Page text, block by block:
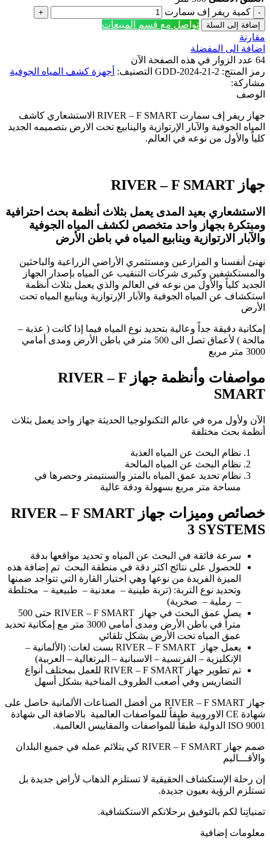
كمية ريفر إف سمارت
إضافة إلى السلة
تواصل مع قسم المبيعات
مقارنة
اضافة الى المفضلة
64 عدد الزوار في هذه الصفحة الآن
رمز المنتج: GDD-2024-21-2 التصنيف: أجهزة كشف المياه الجوفية
مشاركة:
الوصف
جهاز ريفر إف سمارت RIVER – F SMART الاستشعاري كاشف
المياه الجوفية والآبار الإرتوازية والينابيع تحت الارض بتصميمه الجديد
كلياً والأول من نوعه في العالم.
جهاز RIVER – F SMART
الاستشعاري بعيد المدى يعمل بثلاث أنظمة بحث احترافية
ومبتكرة بجهاز واحد متخصص لكشف المياه الجوفية
والآبار الارتوازية وينابيع المياه في باطن الأرض
نهنئ أنفسنا و المزارعين ومستثمري الأراضي الزراعية والباحثين
والمستكشفين وكبرى شركات التنقيب عن المياه بإصدار الجهاز
الجديد كلياً والأول من نوعه في العالم والذي يعمل بثلاث أنظمة
استكشاف عن المياه الجوفية والآبار الإرتوازية وينابيع المياه تحت
الأرض
إمكانية دقيقة جداً وعالية بتحديد نوع المياه فيما إذا كانت ( عذبة –
مالحة ) لأعماق تصل الى 500 متر في باطن الأرض ومدى أمامي
3000 متر مربع
مواصفات وأنظمة جهاز RIVER – F
SMART
الآن ولأول مره في عالم التكنولوجيا الحديثة جهاز واحد يعمل بثلاث
أنظمة بحث مختلفة
نظام البحث عن المياه العذبة
نظام البحث عن المياه المالحة
نظام تحديد عمق المياه بالمتر والسنتيمتر وحصرها في
مساحة متر مربع بسهولة ودقة عالية
خصائص وميزات جهاز RIVER – F SMART
3 SYSTEMS
سرعة فائقة في البحث عن المياه و تحديد مواقعها بدقة
للحصول على نتائج اكثر دقة في منطقة البحث تم إضافة هذه
الميزة الفريدة من نوعها وهي اختيار القارة التي تتواجد ضمنها
وتحديد نوع التربة: (تربة طينية – معدنية – طبيعية – مختلطة
– رملية – صخرية)
يصل عمق البحث في جهاز RIVER – F SMART حتى 500
متراً في باطن الأرض ومدى أمامي 3000 متر مع إمكانية تحديد
عمق المياه تحت الأرض بشكل تلقائي
يعمل جهاز RIVER – F SMART بست لغات: (الألمانية –
الإنكليزية – الفرنسية – الاسبانية – البرتغالية – العربية)
تم تطوير جهاز RIVER – F SMART للعمل بمختلف أنواع
التضاريس وفي أصعب الظروف المناخية بشكل أسهل
جهاز RIVER – F SMART من أفضل الصناعات الألمانية حاصل على
شهادة CE الاوروبية طبقاً للمواصفات العالمية بالاضافة الى شهادة
ISO 9001 الدولية طبقاً للمواصفات والمقاييس العالمية.
صمم جهاز RIVER – F SMART كي يتلائم عمله في جميع البلدان
وﺍﻷﻗـــﺎﻟﻴﻢ
إن رحلة الإستكشاف الحقيقية لا تستلزم الذهاب لأراض جديدة بل
تستلزم الرؤية بعيون جديدة.
تمنياتِنا لكم بالتوفيق برحلاتكم الاستكشافية.
معلومات إضافية